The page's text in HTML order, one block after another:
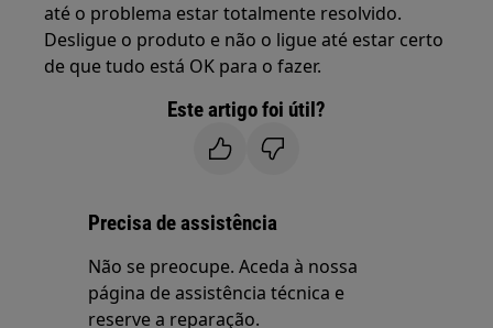
até o problema estar totalmente resolvido.
Desligue o produto e não o ligue até estar certo
de que tudo está OK para o fazer.
Este artigo foi útil?
Precisa de assistência
Não se preocupe. Aceda à nossa
página de assistência técnica e
reserve a reparação.